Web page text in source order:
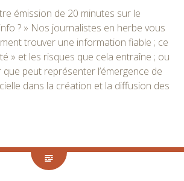
émission de 20 minutes sur le
? » Nos journalistes en herbe vous
trouver une information fiable ; ce
» et les risques que cela entraîne ; ou
peut représenter l’émergence de
dans la création et la diffusion des